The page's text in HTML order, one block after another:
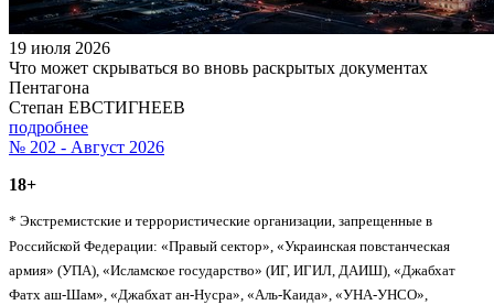
19 июля 2026
Что может скрываться во вновь раскрытых документах
Пентагона
Степан ЕВСТИГНЕЕВ
подробнее
№ 202 - Август 2026
18+
* Экстремистские и террористические организации, запрещенные в
Российской Федерации: «Правый сектор», «Украинская повстанческая
армия» (УПА), «Исламское государство» (ИГ, ИГИЛ, ДАИШ), «Джабхат
Фатх аш-Шам», «Джабхат ан-Нусра», «Аль-Каида», «УНА-УНСО»,